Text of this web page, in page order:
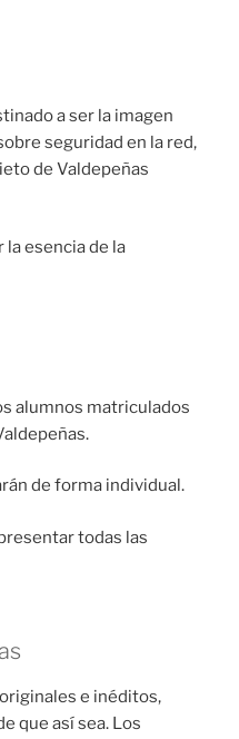
a ser la imagen
seguridad en la red,
de Valdepeñas
la esencia de la
alumnos matriculados
de forma individual.
todas las
e inéditos,
que así sea. Los